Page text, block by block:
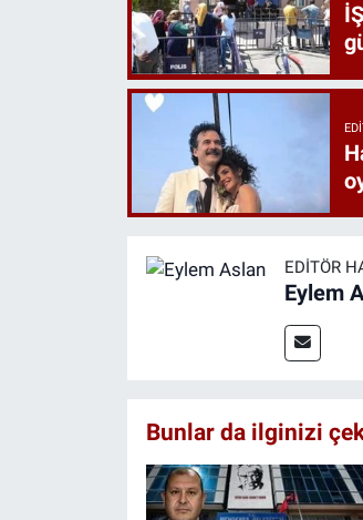
EDITÖR
Eylem
Bunlar da ilginizi